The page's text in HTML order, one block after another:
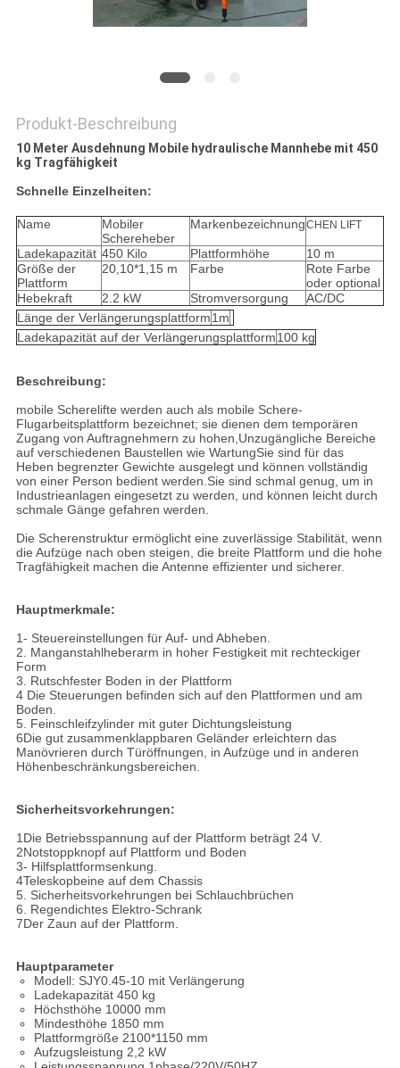
Produkt-Beschreibung
10 Meter Ausdehnung Mobile hydraulische Mannhebe mit 450
kg Tragfähigkeit
Schnelle Einzelheiten:
Name
Mobiler
Schereheber
MarkenbezeichnungCHEN LIFT
Ladekapazität 450 Kilo Plattformhöhe
10 m
Größe der
Plattform
20,10*1,15 m Farbe
Rote Farbe
oder optional
Hebekraft
2.2 kW Stromversorgung
AC/DC
Länge der Verlängerungsplattform1m
Ladekapazität auf der Verlängerungsplattform100 kg
Beschreibung:
mobile Scherelifte werden auch als mobile Schere-
Flugarbeitsplattform bezeichnet; sie dienen dem temporären
Zugang von Auftragnehmern zu hohen,Unzugängliche Bereiche
auf verschiedenen Baustellen wie WartungSie sind für das
Heben begrenzter Gewichte ausgelegt und können vollständig
von einer Person bedient werden.Sie sind schmal genug, um in
Industrieanlagen eingesetzt zu werden, und können leicht durch
schmale Gänge gefahren werden.
Die Scherenstruktur ermöglicht eine zuverlässige Stabilität, wenn
die Aufzüge nach oben steigen, die breite Plattform und die hohe
Tragfähigkeit machen die Antenne effizienter und sicherer.
Hauptmerkmale:
1- Steuereinstellungen für Auf- und Abheben.
2. Manganstahlheberarm in hoher Festigkeit mit rechteckiger
Form
3. Rutschfester Boden in der Plattform
4 Die Steuerungen befinden sich auf den Plattformen und am
Boden.
5. Feinschleifzylinder mit guter Dichtungsleistung
6Die gut zusammenklappbaren Geländer erleichtern das
Manövrieren durch Türöffnungen, in Aufzüge und in anderen
Höhenbeschränkungsbereichen.
Sicherheitsvorkehrungen:
1Die Betriebsspannung auf der Plattform beträgt 24 V.
2Notstoppknopf auf Plattform und Boden
3- Hilfsplattformsenkung.
4Teleskopbeine auf dem Chassis
5. Sicherheitsvorkehrungen bei Schlauchbrüchen
6. Regendichtes Elektro-Schrank
7Der Zaun auf der Plattform.
Hauptparameter
Modell: SJY0.45-10 mit Verlängerung
Ladekapazität 450 kg
Höchsthöhe 10000 mm
Mindesthöhe 1850 mm
Plattformgröße 2100*1150 mm
Aufzugsleistung 2,2 kW